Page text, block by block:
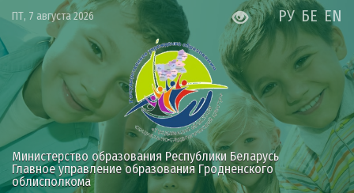
ПТ, 7 августа 2026 РУ БЕ EN
Министерство образования Республики Беларусь
Главное управление образования Гродненского
облисполкома